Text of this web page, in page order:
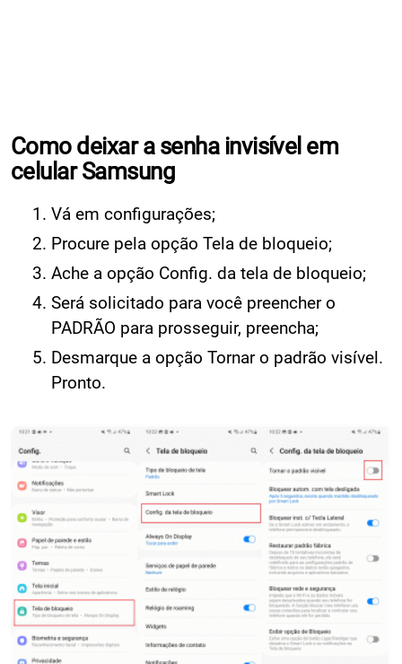
Como deixar a senha invisível em
celular Samsung
Vá em configurações;
Procure pela opção Tela de bloqueio;
Ache a opção Config. da tela de bloqueio;
Será solicitado para você preencher o
PADRÃO para prosseguir, preencha;
Desmarque a opção Tornar o padrão visível.
Pronto.